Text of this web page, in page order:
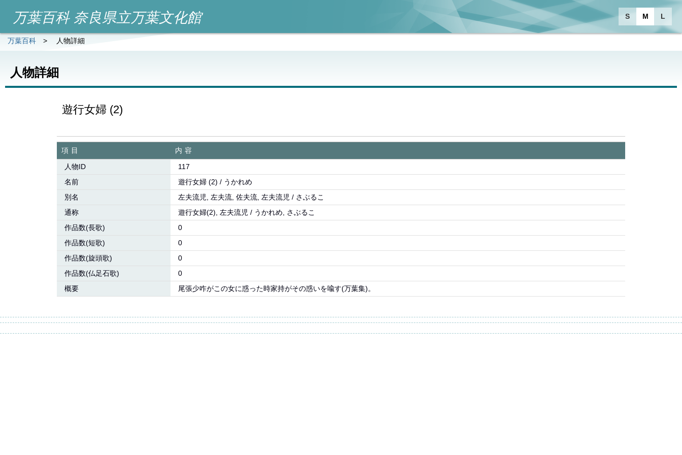
S M L
万葉百科 奈良県立万葉文化館
万葉百科 > 人物詳細
人物詳細
遊行女婦 (2)
項目
内容
人物ID
117
名前
遊行女婦 (2) / うかれめ
別名
左夫流児, 左夫流, 佐夫流, 左夫流児 / さぶるこ
通称
遊行女婦(2), 左夫流児 / うかれめ, さぶるこ
作品数(長歌)
0
作品数(短歌)
0
作品数(旋頭歌)
0
作品数(仏足石歌)
0
概要
尾張少咋がこの女に惑った時家持がその惑いを喩す(万葉集)。